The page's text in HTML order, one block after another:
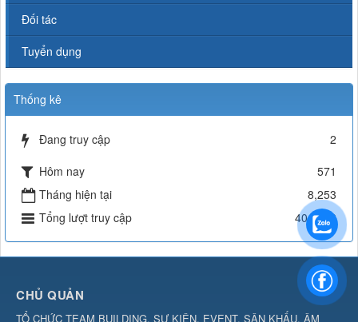
Đối tác
Tuyển dụng
Thống kê
Đang truy cập
2
Hôm nay
571
Tháng hiện tại
8,253
Tổng lượt truy cập
404,338
CHỦ QUẢN
TỔ CHỨC TEAM BUILDING, SỰ KIỆN, EVENT, SÂN KHẤU, ÂM